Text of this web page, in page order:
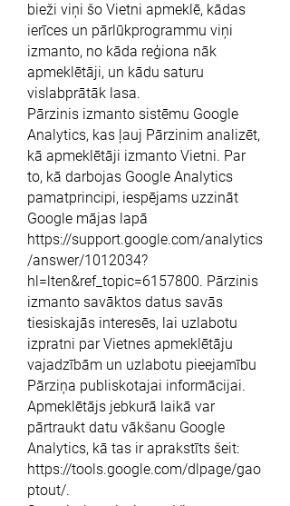
bieži viņi šo Vietni apmeklē, kādas
ierīces un pārlūkprogrammu viņi
izmanto, no kāda reģiona nāk
apmeklētāji, un kādu saturu
vislabprātāk lasa.
Pārzinis izmanto sistēmu Google
Analytics, kas ļauj Pārzinim analizēt,
kā apmeklētāji izmanto Vietni. Par
to, kā darbojas Google Analytics
pamatprincipi, iespējams uzzināt
Google mājas lapā
https://support.google.com/analytics
/answer/1012034?
hl=lten&ref_topic=6157800. Pārzinis
izmanto savāktos datus savās
tiesiskajās interesēs, lai uzlabotu
izpratni par Vietnes apmeklētāju
vajadzībām un uzlabotu pieejamību
Pārziņa publiskotajai informācijai.
Apmeklētājs jebkurā laikā var
pārtraukt datu vākšanu Google
Analytics, kā tas ir aprakstīts šeit:
https://tools.google.com/dlpage/gao
ptout/.